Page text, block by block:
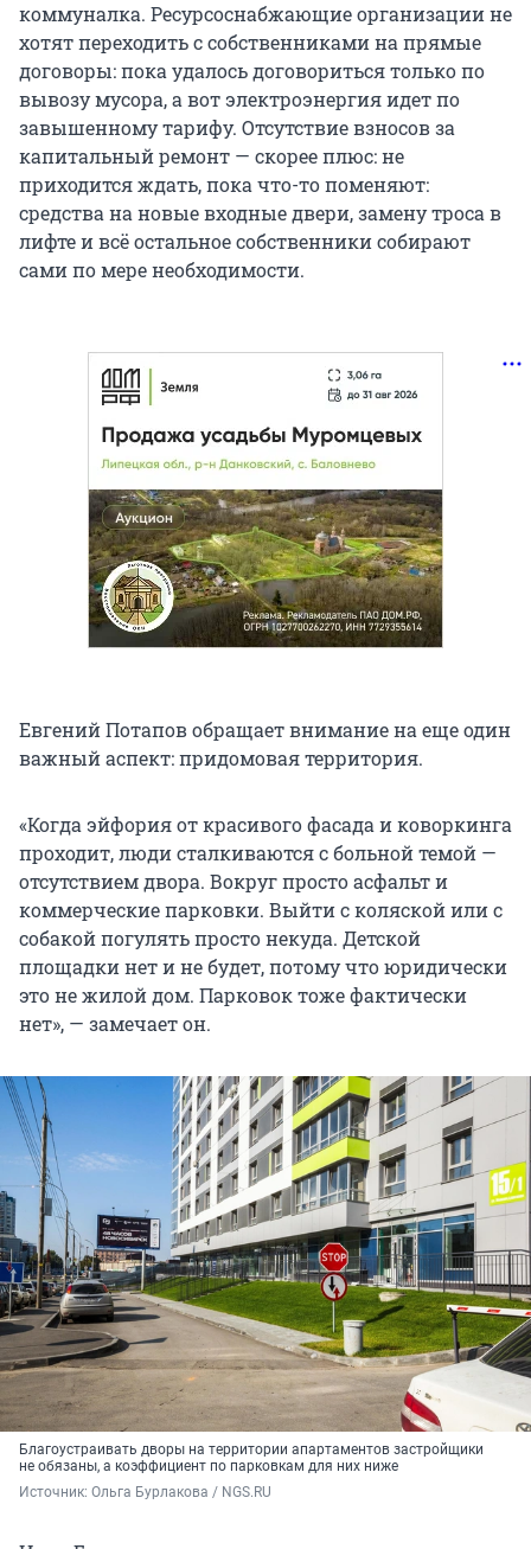
коммуналка. Ресурсоснабжающие организации не
хотят переходить с собственниками на прямые
договоры: пока удалось договориться только по
вывозу мусора, а вот электроэнергия идет по
завышенному тарифу. Отсутствие взносов за
капитальный ремонт — скорее плюс: не
приходится ждать, пока что-то поменяют:
средства на новые входные двери, замену троса в
лифте и всё остальное собственники собирают
сами по мере необходимости.
Евгений Потапов обращает внимание на еще один
важный аспект: придомовая территория.
«Когда эйфория от красивого фасада и коворкинга
проходит, люди сталкиваются с больной темой —
отсутствием двора. Вокруг просто асфальт и
коммерческие парковки. Выйти с коляской или с
собакой погулять просто некуда. Детской
площадки нет и не будет, потому что юридически
это не жилой дом. Парковок тоже фактически
нет», — замечает он.
Благоустраивать дворы на территории апартаментов застройщики
не обязаны, а коэффициент по парковкам для них ниже
Источник: Ольга Бурлакова / NGS.RU